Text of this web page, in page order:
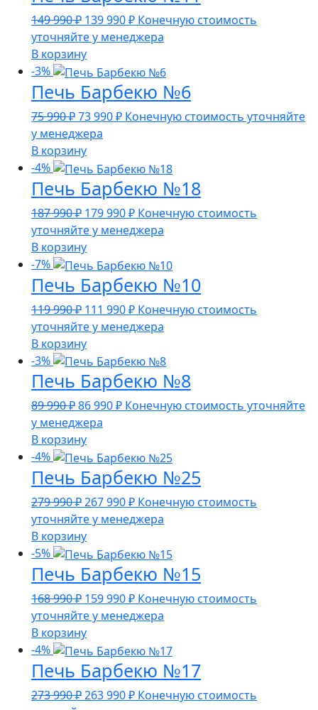
149 990₽ Первоначальная
цена
составляла
149
990 ₽.
139 990₽Текущая
цена:
990 ₽.
Конечную стоимость
уточняйте у менеджера
В корзину
-3%
Печь Барбекю №6
75 990₽Первоначальная
цена
составляла
75
990 ₽.
73 990₽Текущая
990 ₽.
Конечную стоимость уточняйте
у менеджера
В корзину
-4%
Печь Барбекю №18
187 990₽ Первоначальная
цена
составляла
187
990 ₽.
179 990₽Текущая
цена:
990 ₽.
Конечную стоимость
уточняйте у менеджера
В корзину
-7%
Печь Барбекю №10
119 990₽ Первоначальная
цена
составляла
119
990 ₽.
111 990₽Текущая
цена:
990 ₽.
Конечную стоимость
уточняйте у менеджера
В корзину
-3%
Печь Барбекю №8
89 990₽Первоначальная
цена
составляла
89
990 ₽.
86 990₽Текущая
990 ₽.
Конечную стоимость уточняйте
у менеджера
В корзину
-4%
Печь Барбекю №25
279 990₽ Первоначальная
цена
составляла
279
990 ₽.
267 990₽Текущая
цена:
990 ₽.
Конечную стоимость
уточняйте у менеджера
В корзину
-5%
Печь Барбекю №15
168 990₽ Первоначальная
цена
составляла
168
990 ₽.
159 990₽Текущая
цена:
990 ₽.
Конечную стоимость
уточняйте у менеджера
В корзину
-4%
Печь Барбекю №17
273 990₽ Первоначальная
263 990₽Текущая
Конечную стоимость